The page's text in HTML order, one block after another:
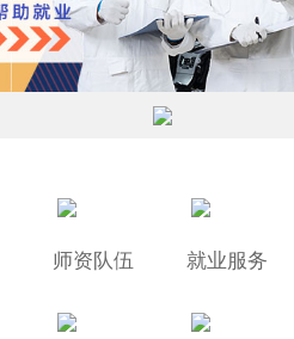
师资队伍 就业服务